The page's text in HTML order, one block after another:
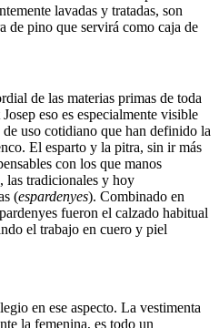
lavadas y tratadas, son
de pino que servirá como caja de
de las materias primas de toda
eso es especialmente visible
uso cotidiano que han definido la
El esparto y la pitra, sin ir más
con los que manos
las tradicionales y hoy
(espardenyes). Combinado en
fueron el calzado habitual
el trabajo en cuero y piel
en ese aspecto. La vestimenta
la femenina, es todo un